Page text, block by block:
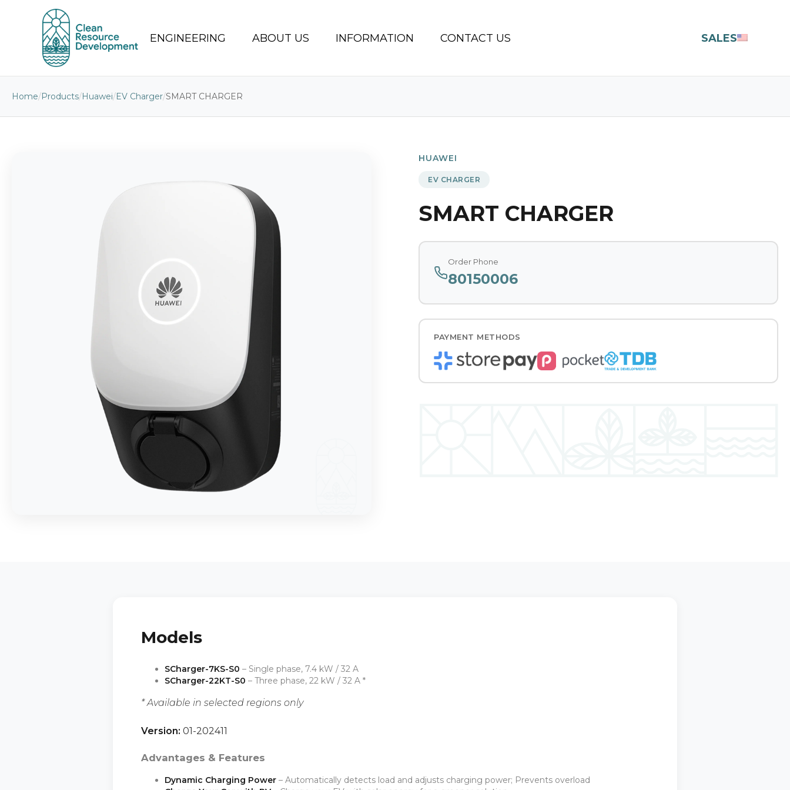
ENGINEERING ABOUT US INFORMATION CONTACT US SALES
Home/Products/Huawei/EV Charger/SMART CHARGER
HUAWEI
EV CHARGER
SMART CHARGER
Order Phone
80150006
PAYMENT METHODS
Models
SCharger-7KS-S0 – Single phase, 7.4 kW / 32 A
SCharger-22KT-S0 – Three phase, 22 kW / 32 A *
* Available in selected regions only
Version: 01-202411
Advantages & Features
Dynamic Charging Power – Automatically detects load and adjusts charging power; Prevents overload